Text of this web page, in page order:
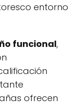
entorno
funcional,
ofrecen